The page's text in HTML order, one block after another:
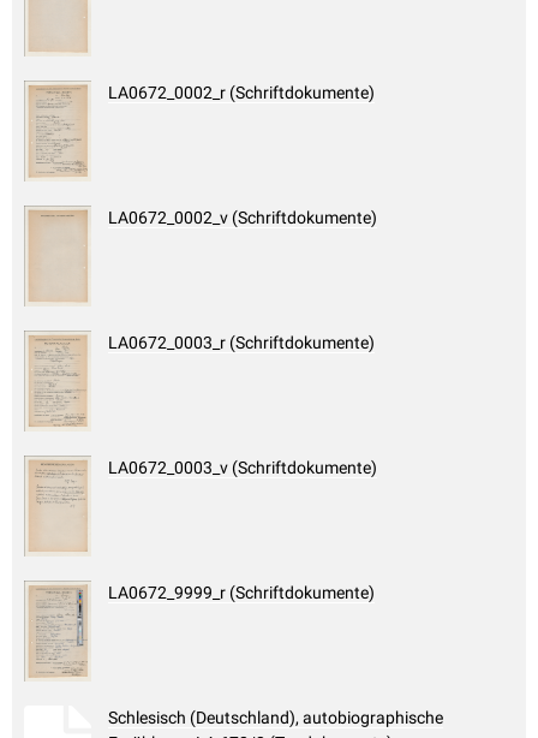
LA0672_0002_r (Schriftdokumente)
LA0672_0002_v (Schriftdokumente)
LA0672_0003_r (Schriftdokumente)
LA0672_0003_v (Schriftdokumente)
LA0672_9999_r (Schriftdokumente)
Schlesisch (Deutschland), autobiographische